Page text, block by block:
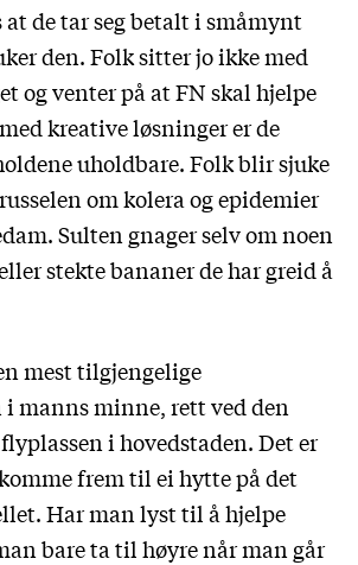
at de tar seg betalt i småmynt
den. Folk sitter jo ikke med
og venter på at FN skal hjelpe
kreative løsninger er de
uholdbare. Folk blir sjuke
om kolera og epidemier
Sulten gnager selv om noen
stekte bananer de har greid å
mest tilgjengelige
manns minne, rett ved den
i hovedstaden. Det er
frem til ei hytte på det
Har man lyst til å hjelpe
bare ta til høyre når man går